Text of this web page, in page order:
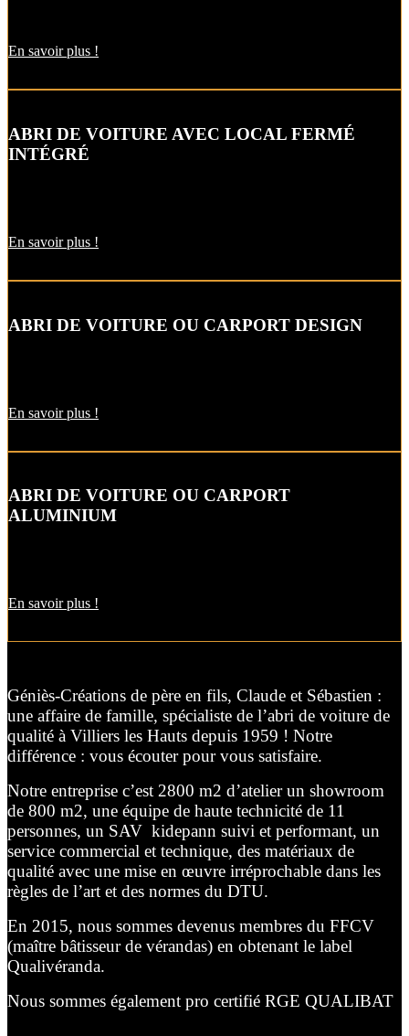
En savoir plus !
ABRI DE VOITURE AVEC LOCAL FERMÉ
INTÉGRÉ
En savoir plus !
ABRI DE VOITURE OU CARPORT DESIGN
En savoir plus !
ABRI DE VOITURE OU CARPORT
ALUMINIUM
En savoir plus !
Géniès-Créations de père en fils, Claude et Sébastien :
une affaire de famille, spécialiste de l’abri de voiture de
qualité à Villiers les Hauts depuis 1959 ! Notre
différence : vous écouter pour vous satisfaire.
Notre entreprise c’est 2800 m2 d’atelier un showroom
de 800 m2, une équipe de haute technicité de 11
personnes, un SAV kidepann suivi et performant, un
service commercial et technique, des matériaux de
qualité avec une mise en œuvre irréprochable dans les
règles de l’art et des normes du DTU.
En 2015, nous sommes devenus membres du FFCV
(maître bâtisseur de vérandas) en obtenant le label
Qualivéranda.
Nous sommes également pro certifié RGE QUALIBAT